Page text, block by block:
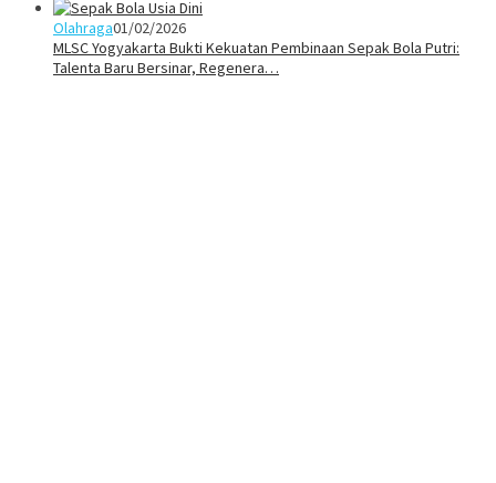
Olahraga01/02/2026
MLSC Yogyakarta Bukti Kekuatan Pembinaan Sepak Bola Putri:
Talenta Baru Bersinar, Regenera…